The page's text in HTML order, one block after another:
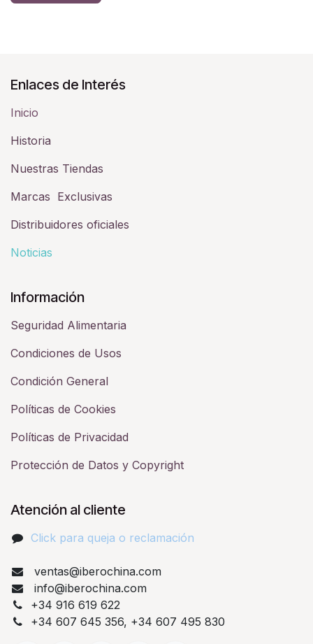
Enlaces de Interés
Inicio
Historia​
Nuestras Tiendas
Marcas Exclusivas
Distribuidores oficiales
Noticias
Información
Seguridad Alimentaria
Condiciones de Usos
Condición General
Políticas de Cookies
Políticas de Privacidad
Protección de Datos y Copyright
Atención al cliente
Click para queja o reclamación​
ventas@iberochina.com
info@iberochina.com
+34 916 619 622
+34 607 645 356, +34 607 495 830